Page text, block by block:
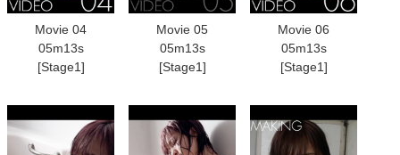
Movie 04
05m13s
[Stage1]
Movie 05
05m13s
[Stage1]
Movie 06
05m13s
[Stage1]